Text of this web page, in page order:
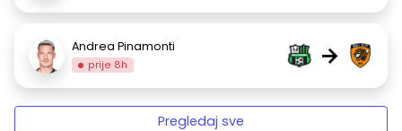
Andrea Pinamonti
prije 8h →
Pregledaj sve